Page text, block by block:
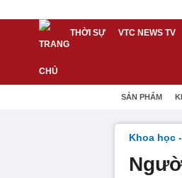
THỜI SỰ VTC NEWS TV
SẢN PHẨM
Khoa học